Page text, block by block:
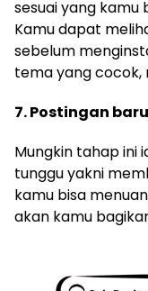
sesuai yang kamu
Kamu dapat
sebelum
tema yang cocok,
7. Postingan baru
Mungkin tahap ini
tunggu yakni
kamu bisa
akan kamu